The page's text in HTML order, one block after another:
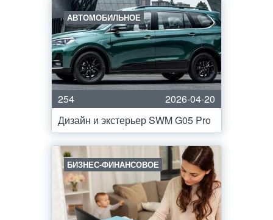
АВТОМОБИЛЬНОЕ
254
2026-04-20
Дизайн и экстерьер SWM G05 Pro
БИЗНЕС-ФИНАНСОВОЕ